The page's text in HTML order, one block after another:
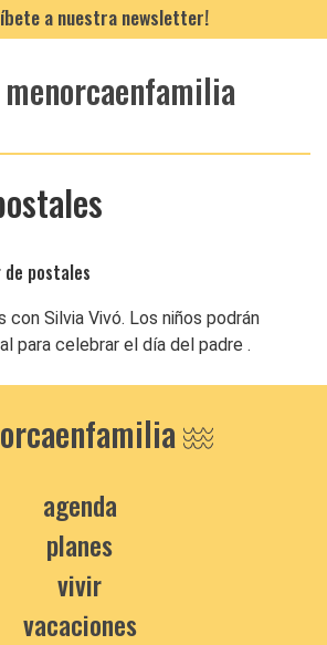
a nuestra newsletter!
menorcaenfamilia
postales
con Silvia Vivó. Los niños podrán
para celebrar el día del padre .
agenda
planes
vivir
vacaciones